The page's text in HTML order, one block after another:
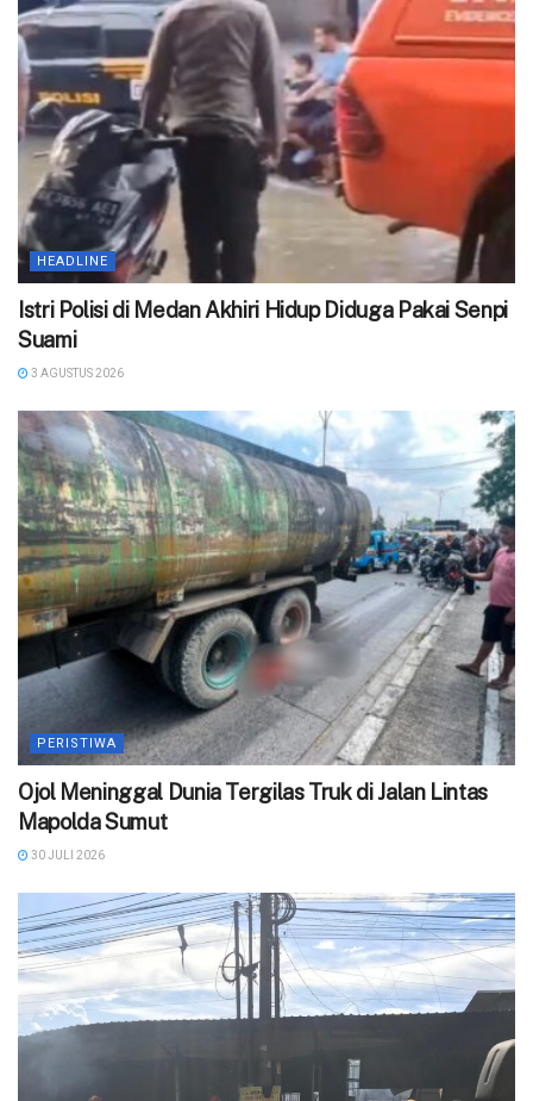
HEADLINE
‎Istri Polisi di Medan Akhiri Hidup Diduga Pakai Senpi
Suami
3 AGUSTUS 2026
PERISTIWA
Ojol Meninggal Dunia Tergilas Truk di Jalan Lintas
Mapolda Sumut
30 JULI 2026